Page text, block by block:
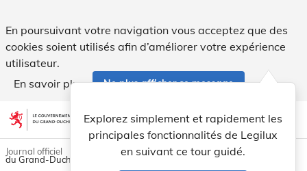
En poursuivant votre navigation vous acceptez que des
cookies soient utilisés afin d’améliorer votre expérience
utilisateur.
En savoir plus
Ne plus afficher ce message
Aller au contenu account_circle help Aide
Explorez simplement et rapidement les
principales fonctionnalités de Legilux
en suivant ce tour guidé.
light_mode dark_mode
Journal officiel
du Grand-Duché de Luxembourg